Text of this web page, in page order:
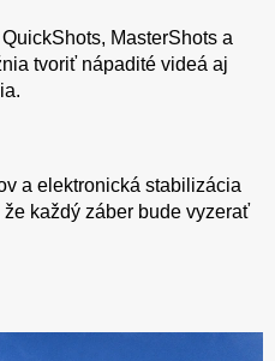
MasterShots a
tvoriť nápadité videá aj
a elektronická stabilizácia
každý záber bude vyzerať